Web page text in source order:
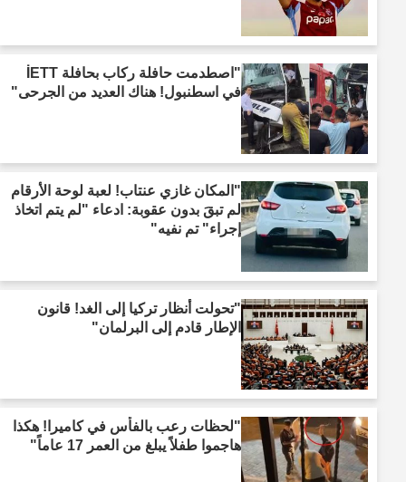
"اصطدمت حافلة ركاب بحافلة İETT
في اسطنبول! هناك العديد من الجرحى"
"المكان غازي عنتاب! لعبة لوحة الأرقام
لم تبقَ بدون عقوبة: ادعاء "لم يتم اتخاذ
إجراء" تم نفيه"
"تحولت أنظار تركيا إلى الغد! قانون
الإطار قادم إلى البرلمان"
"لحظات رعب بالفأس في كاميرا! هكذا
هاجموا طفلاً يبلغ من العمر 17 عاماً"